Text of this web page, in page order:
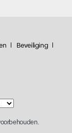
Beveiliging